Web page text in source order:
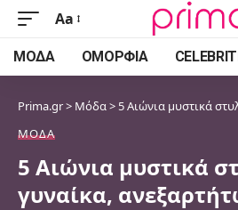
Font
Resizer
Aa
ΜΌΔΑ ΟΜΟΡΦΙΆ
Prima.gr> Μόδα> 5 Αιώνια μυστικά στυλ για
ΜΌΔΑ
5 Αιώνια μυστικά
γυναίκα,